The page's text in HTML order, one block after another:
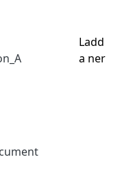
Ladd
a ner